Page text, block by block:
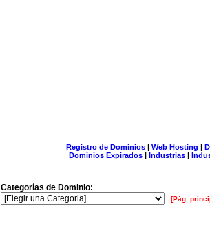
Registro de Dominios| Web Hosting |
Dominios Expirados | Industrias |
Categorías de Dominio:
[Pág.